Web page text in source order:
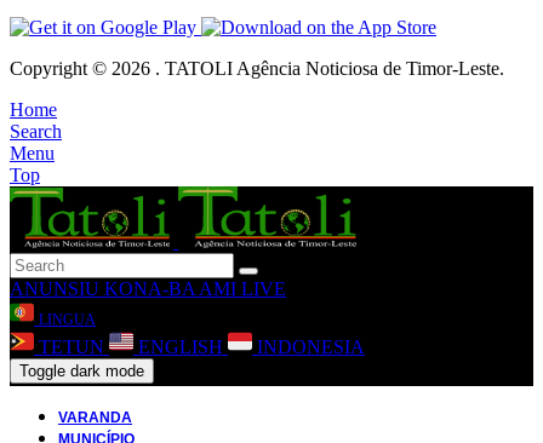
Copyright © 2026 . TATOLI Agência Noticiosa de Timor-Leste.
Home
Search
Menu
Top
ANUNSIU KONA-BA AMI LIVE
LINGUA
TETUN ENGLISH INDONESIA
Toggle dark mode
VARANDA
MUNICÍPIO